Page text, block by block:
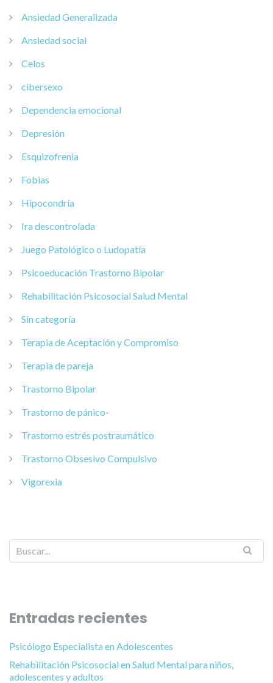
Ansiedad Generalizada
Ansiedad social
Celos
cibersexo
Dependencia emocional
Depresión
Esquizofrenia
Fobias
Hipocondría
Ira descontrolada
Juego Patológico o Ludopatía
Psicoeducación Trastorno Bipolar
Rehabilitación Psicosocial Salud Mental
Sin categoría
Terapia de Aceptación y Compromiso
Terapia de pareja
Trastorno Bipolar
Trastorno de pánico-
Trastorno estrés postraumático
Trastorno Obsesivo Compulsivo
Vigorexia
Entradas recientes
Psicólogo Especialista en Adolescentes
Rehabilitación Psicosocial en Salud Mental para niños,
adolescentes y adultos